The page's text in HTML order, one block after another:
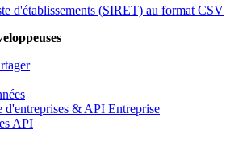
d'établissements (SIRET) au format CSV
d'entreprises & API Entreprise
API